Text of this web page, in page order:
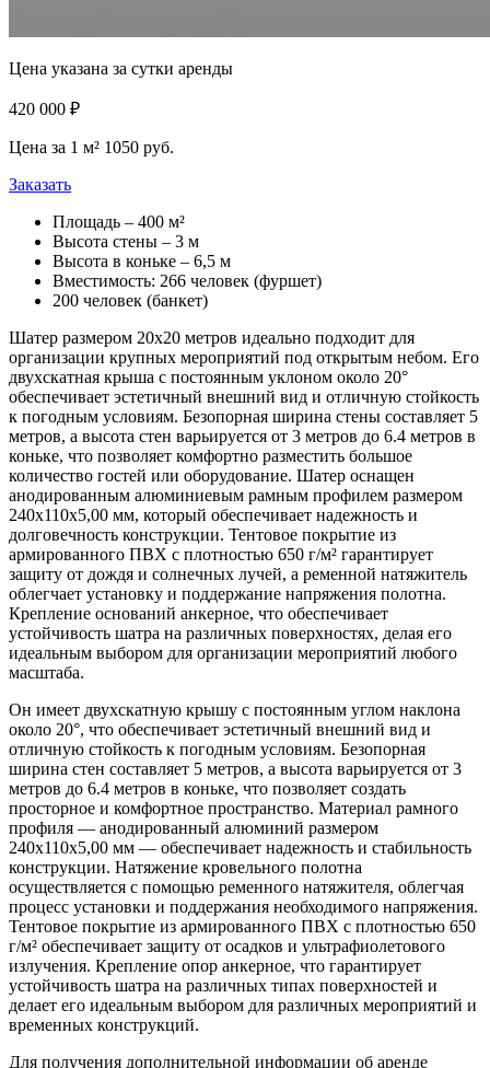
Цена указана за сутки аренды
420 000 ₽
Цена за 1 м² 1050 руб.
Заказать
Площадь – 400 м²
Высота стены – 3 м
Высота в коньке – 6,5 м
Вместимость: 266 человек (фуршет)
200 человек (банкет)
Шатер размером 20х20 метров идеально подходит для
организации крупных мероприятий под открытым небом. Его
двухскатная крыша с постоянным уклоном около 20°
обеспечивает эстетичный внешний вид и отличную стойкость
к погодным условиям. Безопорная ширина стены составляет 5
метров, а высота стен варьируется от 3 метров до 6.4 метров в
коньке, что позволяет комфортно разместить большое
количество гостей или оборудование. Шатер оснащен
анодированным алюминиевым рамным профилем размером
240x110x5,00 мм, который обеспечивает надежность и
долговечность конструкции. Тентовое покрытие из
армированного ПВХ с плотностью 650 г/м² гарантирует
защиту от дождя и солнечных лучей, а ременной натяжитель
облегчает установку и поддержание напряжения полотна.
Крепление оснований анкерное, что обеспечивает
устойчивость шатра на различных поверхностях, делая его
идеальным выбором для организации мероприятий любого
масштаба.
Он имеет двухскатную крышу с постоянным углом наклона
около 20°, что обеспечивает эстетичный внешний вид и
отличную стойкость к погодным условиям. Безопорная
ширина стен составляет 5 метров, а высота варьируется от 3
метров до 6.4 метров в коньке, что позволяет создать
просторное и комфортное пространство. Материал рамного
профиля — анодированный алюминий размером
240x110x5,00 мм — обеспечивает надежность и стабильность
конструкции. Натяжение кровельного полотна
осуществляется с помощью ременного натяжителя, облегчая
процесс установки и поддержания необходимого напряжения.
Тентовое покрытие из армированного ПВХ с плотностью 650
г/м² обеспечивает защиту от осадков и ультрафиолетового
излучения. Крепление опор анкерное, что гарантирует
устойчивость шатра на различных типах поверхностей и
делает его идеальным выбором для различных мероприятий и
временных конструкций.
Для получения дополнительной информации об аренде